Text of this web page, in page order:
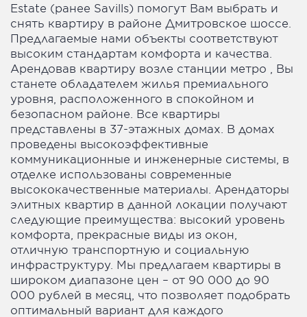
Estate (ранее Savills) помогут Вам выбрать и
снять квартиру в районе Дмитровское шоссе.
Предлагаемые нами объекты соответствуют
высоким стандартам комфорта и качества.
Арендовав квартиру возле станции метро , Вы
станете обладателем жилья премиального
уровня, расположенного в спокойном и
безопасном районе. Все квартиры
представлены в 37-этажных домах. В домах
проведены высокоэффективные
коммуникационные и инженерные системы, в
отделке использованы современные
высококачественные материалы. Арендаторы
элитных квартир в данной локации получают
следующие преимущества: высокий уровень
комфорта, прекрасные виды из окон,
отличную транспортную и социальную
инфраструктуру. Мы предлагаем квартиры в
широком диапазоне цен – от 90 000 до 90
000 рублей в месяц, что позволяет подобрать
оптимальный вариант для каждого